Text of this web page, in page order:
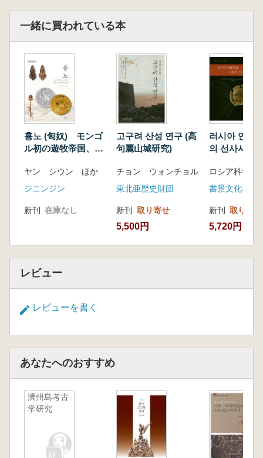
一緒に買われている本
흉노 (匈奴) モンゴ
ル初の遊牧帝国、匈
ヤン シウン ほか
ジニンジン
新刊 在庫なし
고구려 산성 연구 (高
句麗山城研究)
チョン ウォンチョル
東北亜歴史財団
新刊 取り寄せ
5,500円
러시아 연해
의 선사시대 (
時代)
書景文化社
新刊 取り寄せ
5,720円
レビュー
レビューを書く
あなたへのおすすめ
濟州島考古
学研究